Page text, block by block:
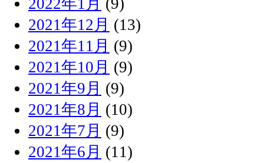
2021年12月 (13)
2021年11月 (9)
2021年10月 (9)
2021年9月 (9)
2021年8月 (10)
2021年7月 (9)
2021年6月 (11)